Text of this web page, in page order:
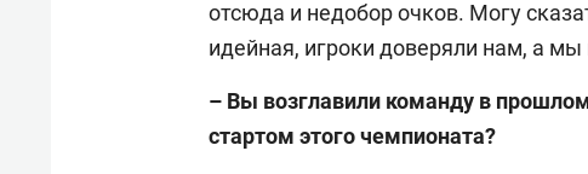
отсюда и недобор очков. Могу
идейная, игроки доверяли нам, а мы
– Вы возглавили команду в
стартом этого чемпионата?